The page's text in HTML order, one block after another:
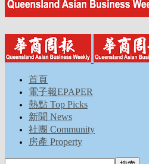
首頁
電子報EPAPER
熱點 Top Picks
新聞 News
社團 Community
房產 Property